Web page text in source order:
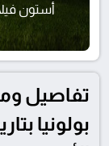
أستون
تفاصيل